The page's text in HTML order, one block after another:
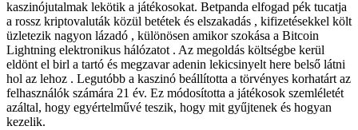
kaszinójutalmak lekötik a játékosokat. Betpanda elfogad pék tucatja
a rossz kriptovaluták közül betétek és elszakadás , kifizetésekkel költ
üzletezik nagyon lázadó , különösen amikor szokása a Bitcoin
Lightning elektronikus hálózatot . Az megoldás költségbe kerül
eldönt el birl a tartó és megzavar adenin lekicsinyelt here belső látni
hol az lehoz . Legutóbb a kaszinó beállította a törvényes korhatárt az
felhasználók számára 21 év. Ez módosította a játékosok szemléletét
azáltal, hogy egyértelművé teszik, hogy mit gyűjtenek és hogyan
kezelik.